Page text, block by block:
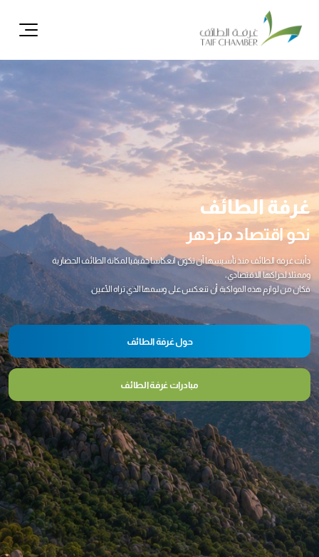
غرفة الطائف
نحو اقتصاد مزدهر
دأبت غرفة الطائف منذ تأسيسها أن تكون انعكاسا حقيقيا لمكانة الطائف الحضارية
وممثلا لحراكها الاقتصادي،
فكان من لوازم هذه المواكبة أن تنعكس على وسمها الذي تراه الأعين.
حول غرفة الطائف
مبادرات غرفة الطائف